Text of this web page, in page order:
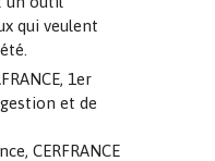
qui veulent
1er
et de
CERFRANCE